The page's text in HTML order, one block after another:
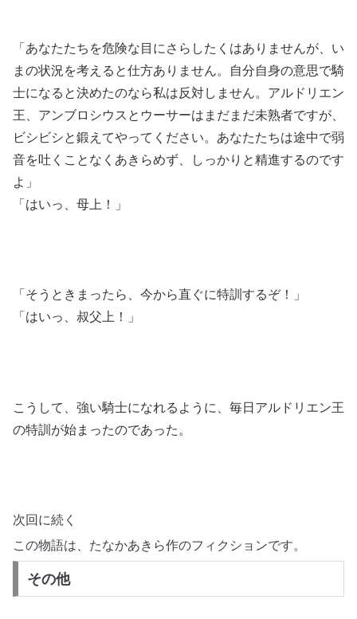
「あなたたちを危険な目にさらしたくはありませんが、い
まの状況を考えると仕方ありません。自分自身の意思で騎
士になると決めたのなら私は反対しません。アルドリエン
王、アンブロシウスとウーサーはまだまだ未熟者ですが、
ビシビシと鍛えてやってください。あなたたちは途中で弱
音を吐くことなくあきらめず、しっかりと精進するのです
よ」
「はいっ、母上！」
「そうときまったら、今から直ぐに特訓するぞ！」
「はいっ、叔父上！」
こうして、強い騎士になれるように、毎日アルドリエン王
の特訓が始まったのであった。
次回に続く
この物語は、たなかあきら作のフィクションです。
その他